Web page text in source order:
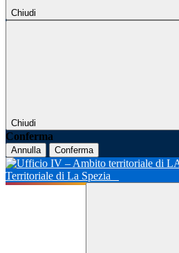
Chiudi
Chiudi
Conferma
Annulla Conferma
Territoriale di La Spezia